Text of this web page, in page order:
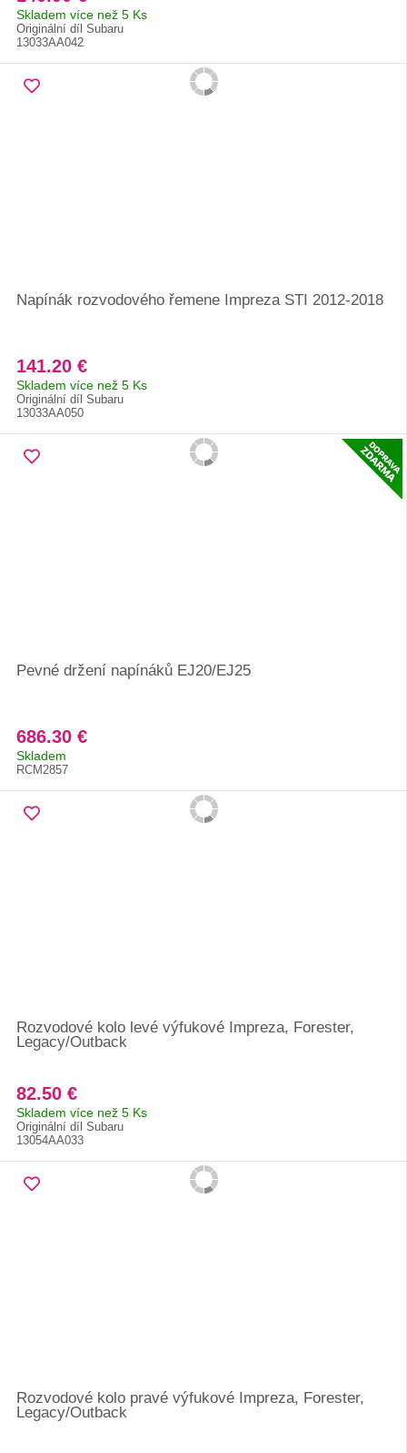
Skladem více než 5 Ks
Originální díl Subaru
13033AA042
Napínák rozvodového řemene Impreza STI 2012-2018
141.20 €
Skladem více než 5 Ks
Originální díl Subaru
13033AA050
Pevné držení napínáků EJ20/EJ25
686.30 €
Skladem
RCM2857
Rozvodové kolo levé výfukové Impreza, Forester,
Legacy/Outback
82.50 €
Skladem více než 5 Ks
Originální díl Subaru
13054AA033
Rozvodové kolo pravé výfukové Impreza, Forester,
Legacy/Outback